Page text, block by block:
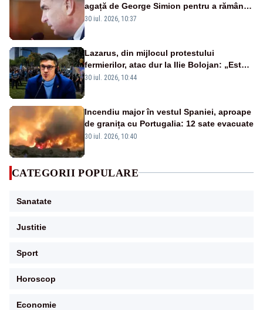
agață de George Simion pentru a rămâne
în scaun
30 iul. 2026, 10:37
Lazarus, din mijlocul protestului
fermierilor, atac dur la Ilie Bolojan: „Este
preocupat cu dosarele, nu cu hrana
30 iul. 2026, 10:44
Incendiu major în vestul Spaniei, aproape
de granița cu Portugalia: 12 sate evacuate
30 iul. 2026, 10:40
CATEGORII POPULARE
Sanatate
Justitie
Sport
Horoscop
Economie